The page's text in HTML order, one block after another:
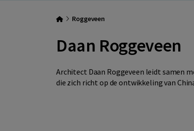
Roggeveen
Daan Roggeveen
Architect Daan Roggeveen leidt samen
die zich richt op de ontwikkeling van